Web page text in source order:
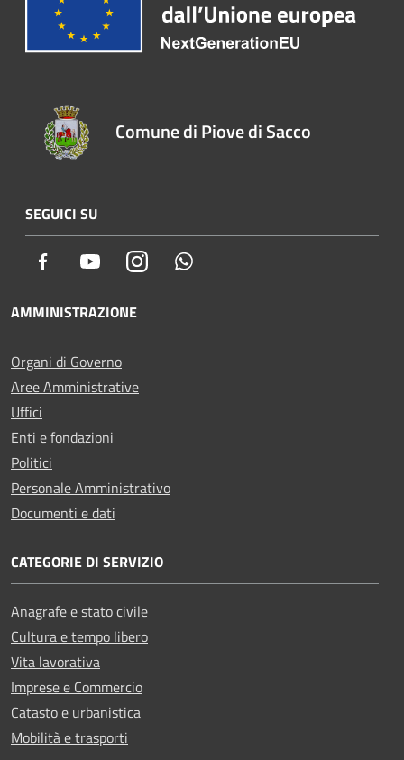
Comune di Piove di Sacco
SEGUICI SU
Facebook YoutubeInstagram
AMMINISTRAZIONE
Organi di Governo
Aree Amministrative
Uffici
Enti e fondazioni
Politici
Personale Amministrativo
Documenti e dati
CATEGORIE DI SERVIZIO
Anagrafe e stato civile
Cultura e tempo libero
Vita lavorativa
Imprese e Commercio
Catasto e urbanistica
Mobilità e trasporti